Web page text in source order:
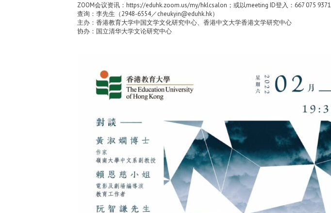
ZOOM会议资讯：https://eduhk.zoom.us/my/hklcsalon；或以meeting ID登入：667 075 9371
查询：李先生（2948-6554／cheukyin@eduhk.hk）
主办：香港教育大学中国文学文化研究中心、香港中文大学香港文学研究中心
协办：国立清华大学文论研究中心